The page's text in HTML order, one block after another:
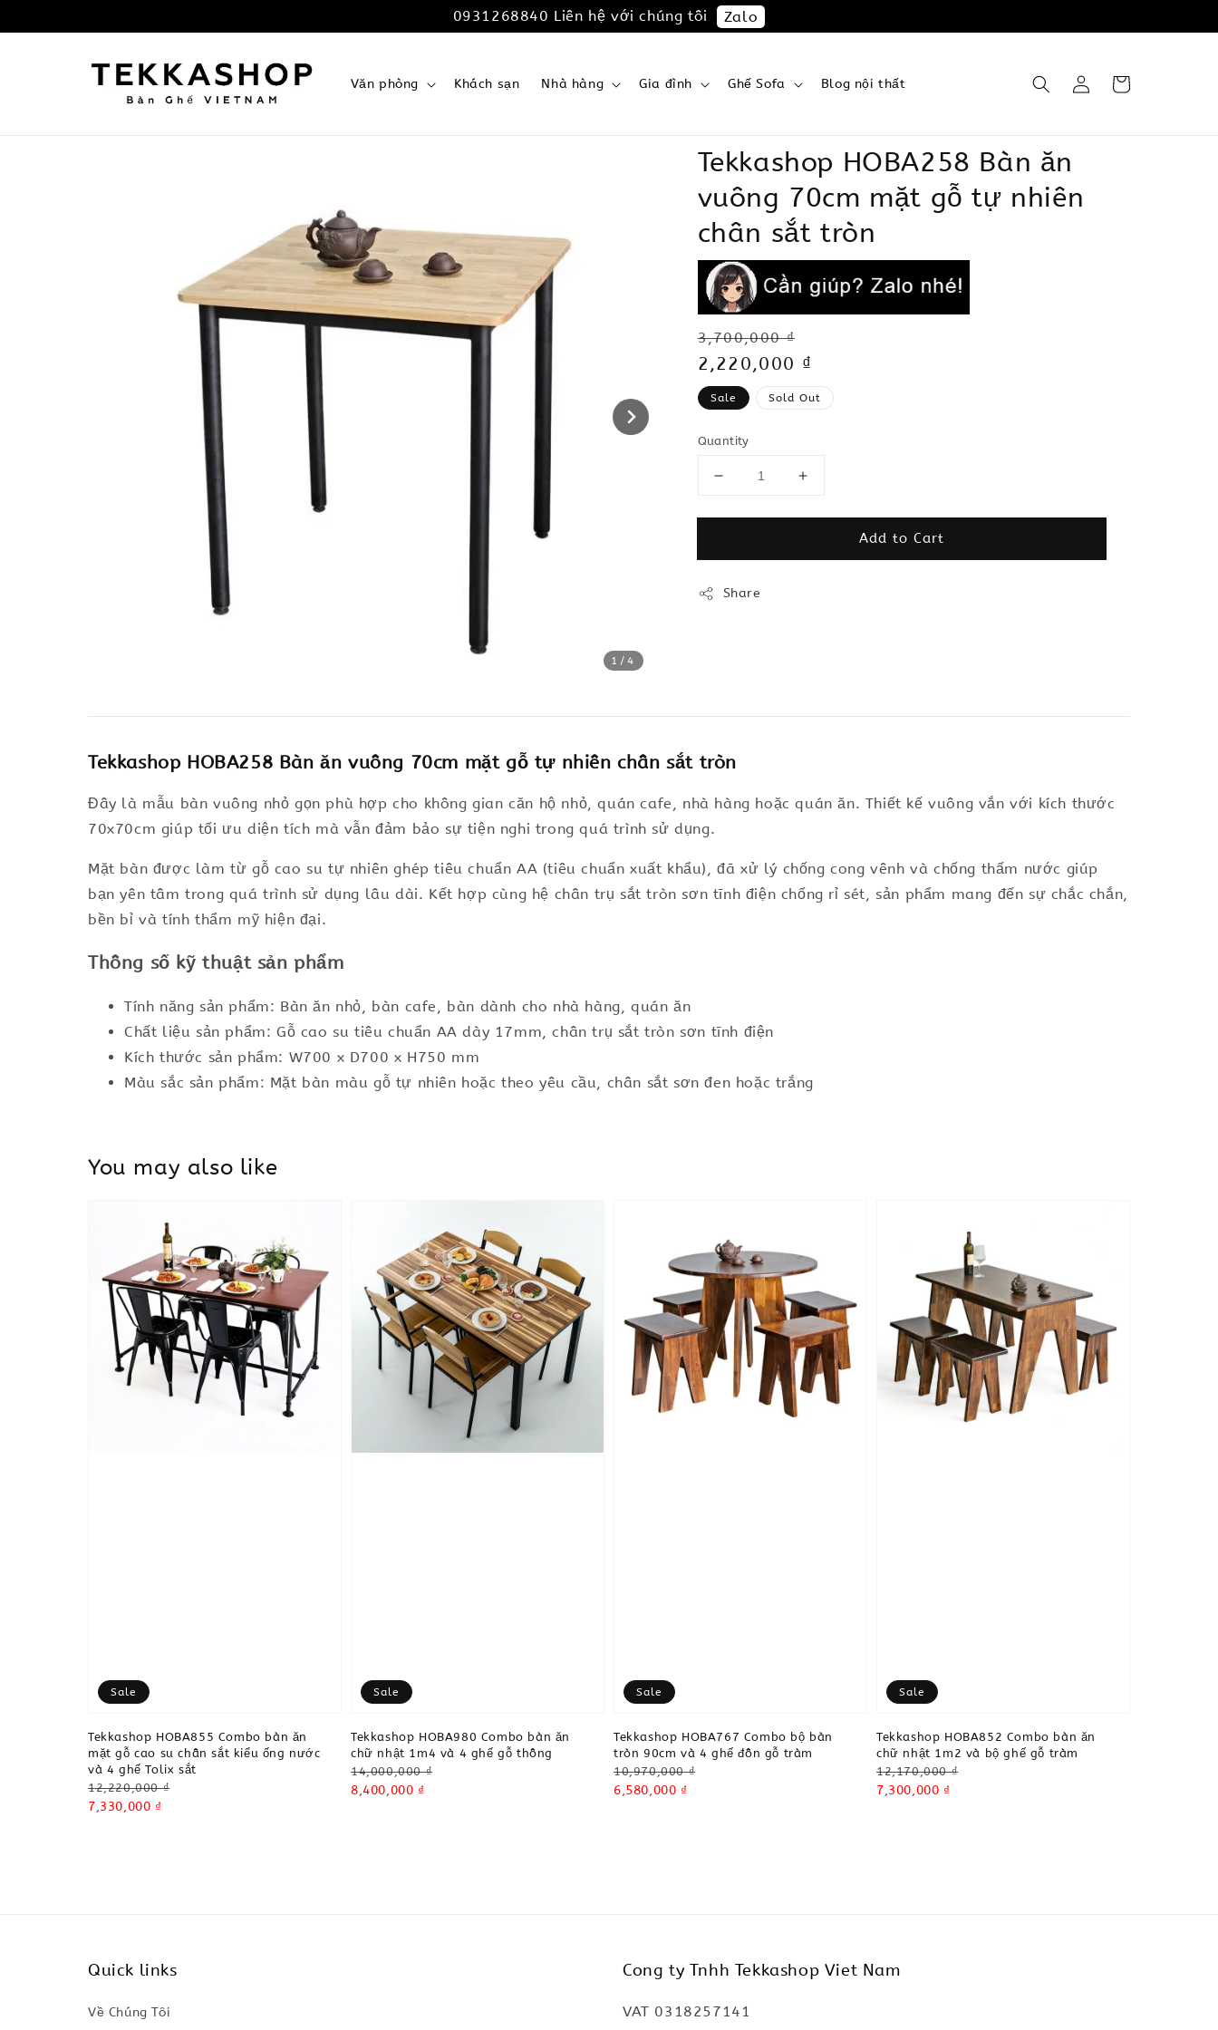
0931268840 Liên hệ với chúng tôi Zalo
Văn phòng Khách sạn Nhà hàng Gia đình Ghế Sofa Blog nội thất
1 /4
Tekkashop HOBA258 Bàn ăn
vuông 70cm mặt gỗ tự nhiên
chân sắt tròn
Regular
price
3,700,000 ₫
Sale
price
2,220,000 ₫
Sale Sold Out
Quantity
Add to Cart
Share
Tekkashop HOBA258 Bàn ăn vuông 70cm mặt gỗ tự nhiên chân sắt tròn
Đây là mẫu bàn vuông nhỏ gọn phù hợp cho không gian căn hộ nhỏ, quán cafe, nhà hàng hoặc quán ăn. Thiết kế vuông vắn với kích thước
70x70cm giúp tối ưu diện tích mà vẫn đảm bảo sự tiện nghi trong quá trình sử dụng.
Mặt bàn được làm từ gỗ cao su tự nhiên ghép tiêu chuẩn AA (tiêu chuẩn xuất khẩu), đã xử lý chống cong vênh và chống thấm nước giúp
bạn yên tâm trong quá trình sử dụng lâu dài. Kết hợp cùng hệ chân trụ sắt tròn sơn tĩnh điện chống rỉ sét, sản phẩm mang đến sự chắc chắn,
bền bỉ và tính thẩm mỹ hiện đại.
Thông số kỹ thuật sản phẩm
Tính năng sản phẩm: Bàn ăn nhỏ, bàn cafe, bàn dành cho nhà hàng, quán ăn
Chất liệu sản phẩm: Gỗ cao su tiêu chuẩn AA dày 17mm, chân trụ sắt tròn sơn tĩnh điện
Kích thước sản phẩm: W700 x D700 x H750 mm
Màu sắc sản phẩm: Mặt bàn màu gỗ tự nhiên hoặc theo yêu cầu, chân sắt sơn đen hoặc trắng
You may also like
Sale
Tekkashop HOBA855 Combo bàn ăn
mặt gỗ cao su chân sắt kiểu ống nước
và 4 ghế Tolix sắt
Regular
price
12,220,000 ₫
Sale
7,330,000 ₫
Sale
Tekkashop HOBA980 Combo bàn ăn
chữ nhật 1m4 và 4 ghế gỗ thông
Regular
price
14,000,000 ₫
Sale
8,400,000 ₫
Sale
Tekkashop HOBA767 Combo bộ bàn
tròn 90cm và 4 ghế đôn gỗ tràm
Regular
price
10,970,000 ₫
Sale
6,580,000 ₫
Sale
Tekkashop HOBA852 Combo bàn ăn
chữ nhật 1m2 và bộ ghế gỗ tràm
Regular
price
12,170,000 ₫
Sale
7,300,000 ₫
Quick links
Về Chúng Tôi
Cong ty Tnhh Tekkashop Viet Nam
VAT 0318257141